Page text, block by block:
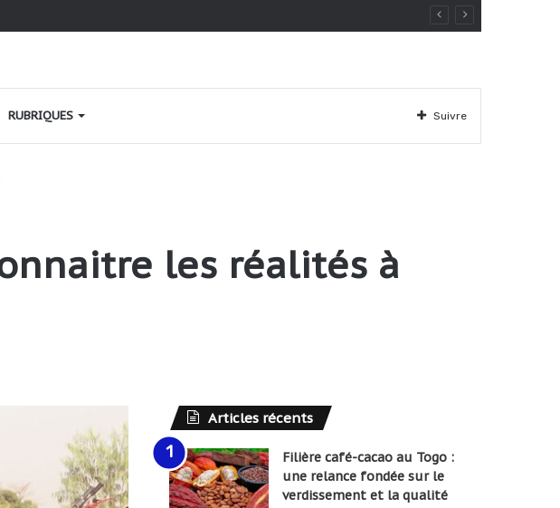
et la qualité
RUBRIQUES Suivre
les réalités à
Articles récents
Filière café-cacao au Togo :
une relance fondée sur le
verdissement et la qualité